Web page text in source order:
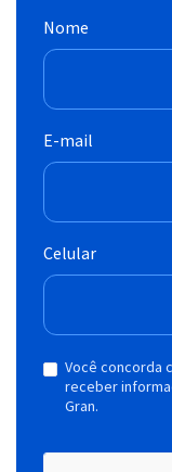
Nome
E-mail
Celular
Você concorda
receber
Gran.